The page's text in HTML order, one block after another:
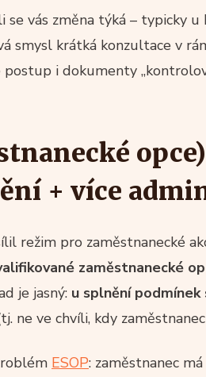
se vás změna týká – typicky
smysl krátká konzultace v
i dokumenty
+ více
režim pro zaměstnanecké
zaměstnanecké
je jasný: u splnění
ne ve chvíli, kdy
ESOP: zaměstnanec